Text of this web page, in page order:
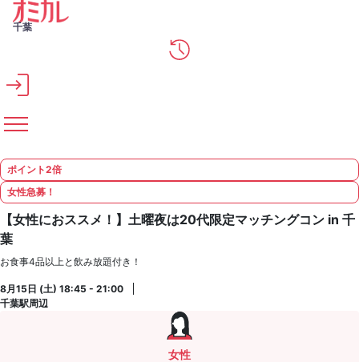
メインコンテンツへスキップ
千葉
ポイント2倍
女性急募！
【女性におススメ！】土曜夜は20代限定マッチングコン in 千
葉
お食事4品以上と飲み放題付き！
8月15日 (土) 18:45 - 21:00
千葉駅周辺
女性